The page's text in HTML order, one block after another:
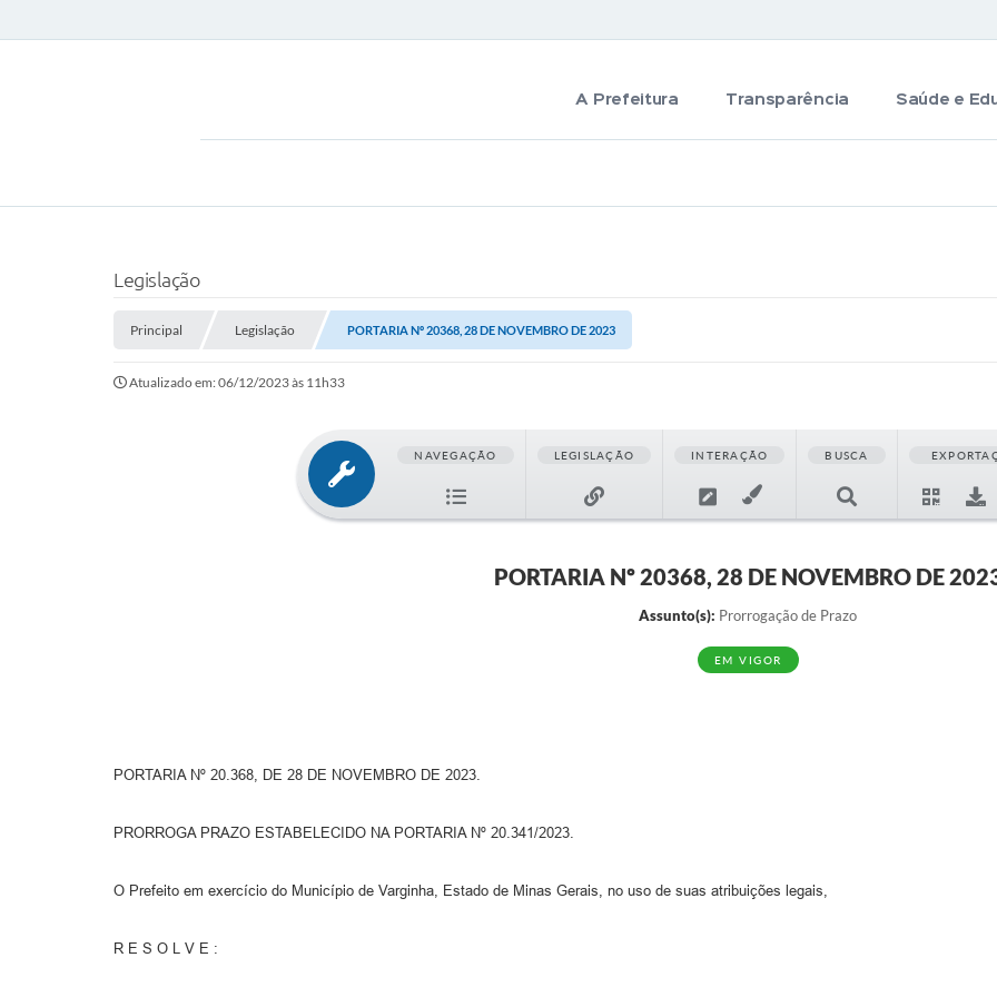
A Prefeitura Transparência Saúde e
Legislação
Principal Legislação PORTARIA Nº 20368, 28 DE NOVEMBRO DE 2023
Atualizado em: 06/12/2023 às 11h33
NAVEGAÇÃO LEGISLAÇÃO INTERAÇÃO BUSCA
PORTARIA Nº 20368, 28 DE NOVEMBRO DE
Assunto(s): Prorrogação de Prazo
EM VIGOR
PORTARIA Nº 20.368, DE 28 DE NOVEMBRO DE 2023.
PRORROGA PRAZO ESTABELECIDO NA PORTARIA Nº 20.341/2023.
O Prefeito em exercício do Município de Varginha, Estado de Minas Gerais, no uso de suas atribuições legais,
R E S O L V E :